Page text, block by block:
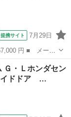
提携サイト 7月29日
■ グレード
ライド 純正ＳＤ
Ｇ・Ｌホンダセン
イドドア …